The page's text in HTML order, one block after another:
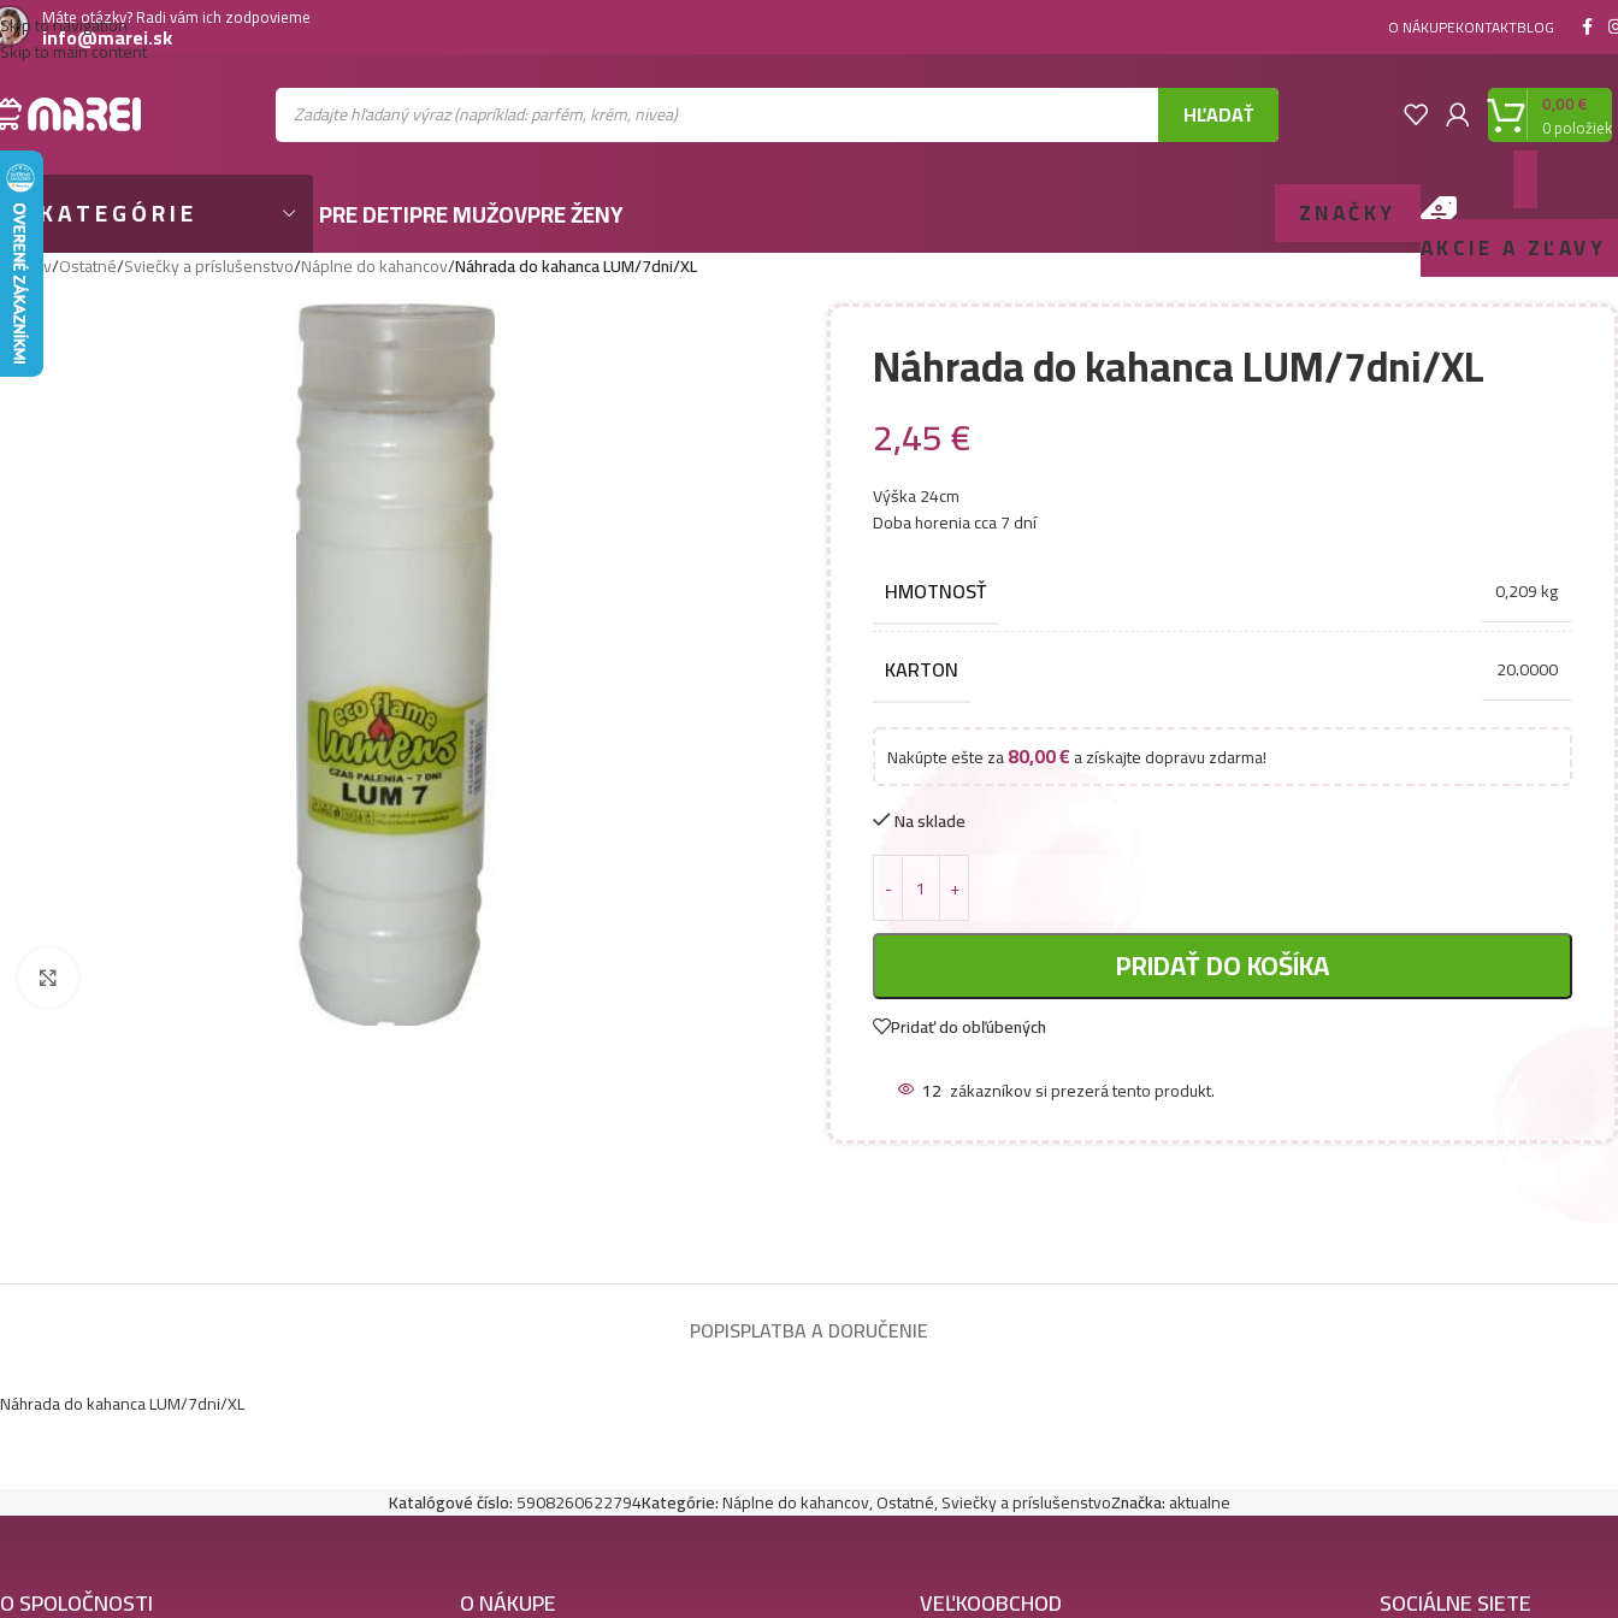
Skip to navigation
Skip to main content
Máte otázky? Radi vám ich zodpovieme
info@marei.sk O NÁKUPEKONTAKTBLOG
HĽADAŤ 0položiek
0,00€
KATEGÓRIE PRE DETIPRE MUŽOVPRE ŽENY
ZNAČKY
AKCIE A ZĽAVY
Domov/Ostatné/Sviečky a príslušenstvo/Náplne do kahancov/Náhrada do kahanca LUM/7dni/XL
Náhrada do kahanca LUM/7dni/XL
2,45€
Výška 24cm
Doba horenia cca 7 dní
HMOTNOSŤ 0,209 kg
KARTON 20.0000
Nakúpte ešte za80,00€a získajte dopravu zdarma!
Na sklade
PRIDAŤ DO KOŠÍKA
Pridať do obľúbených
12 zákazníkov si prezerá tento produkt.
POPISPLATBA A DORUČENIE
Náhrada do kahanca LUM/7dni/XL
Katalógové číslo:5908260622794Kategórie:Náplne do kahancov,Ostatné,Sviečky a príslušenstvoZnačka:aktualne
O SPOLOČNOSTI O NÁKUPE VEĽKOOBCHOD SOCIÁLNE SIETE